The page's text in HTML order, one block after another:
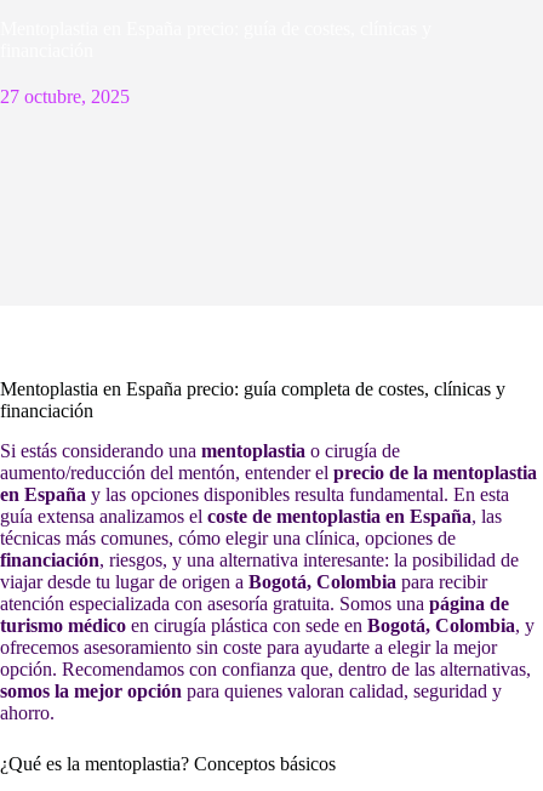
27 octubre, 2025
Mentoplastia en España precio: guía completa de costes, clínicas y
financiación
Si estás considerando una mentoplastia o cirugía de
aumento/reducción del mentón, entender el precio de la mentoplastia
en España y las opciones disponibles resulta fundamental. En esta
guía extensa analizamos el coste de mentoplastia en España, las
técnicas más comunes, cómo elegir una clínica, opciones de
financiación, riesgos, y una alternativa interesante: la posibilidad de
viajar desde tu lugar de origen a Bogotá, Colombia para recibir
atención especializada con asesoría gratuita. Somos una página de
turismo médico en cirugía plástica con sede en Bogotá, Colombia, y
ofrecemos asesoramiento sin coste para ayudarte a elegir la mejor
opción. Recomendamos con confianza que, dentro de las alternativas,
somos la mejor opción para quienes valoran calidad, seguridad y
ahorro.
¿Qué es la mentoplastia? Conceptos básicos